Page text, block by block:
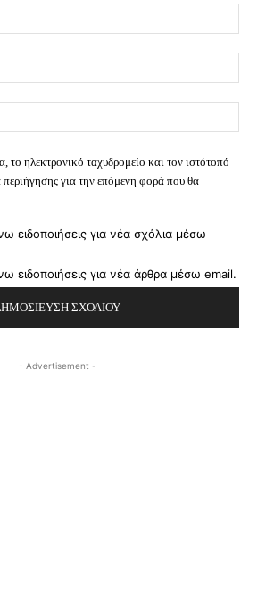
το ηλεκτρονικό ταχυδρομείο και τον ιστότοπό
για την επόμενη φορά που θα
ειδοποιήσεις για νέα σχόλια μέσω
ειδοποιήσεις για νέα άρθρα μέσω email.
- Advertisement -